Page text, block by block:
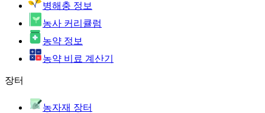
병해충 정보
농사 커리큘럼
농약 정보
농약 비료 계산기
장터
농자재 장터